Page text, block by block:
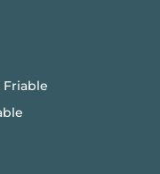
Friable